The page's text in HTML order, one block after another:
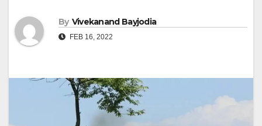
By Vivekanand Bayjodia
FEB 16, 2022